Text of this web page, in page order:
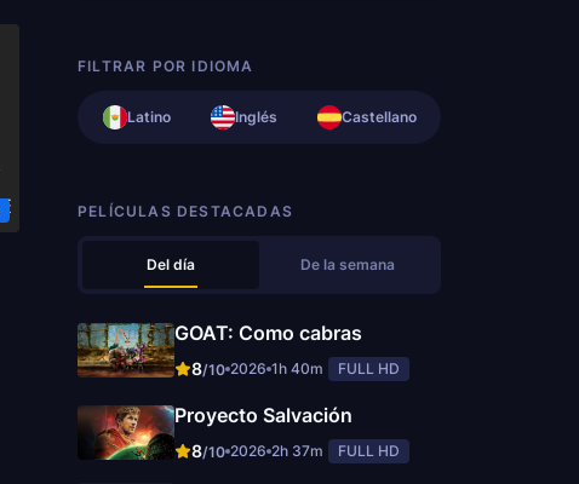
FILTRAR POR IDIOMA
Latino Inglés Castellano
PELÍCULAS DESTACADAS
Del día De la semana
GOAT: Como cabras
8/10 2026 1h 40m FULL HD
Proyecto Salvación
8/10 2026 2h 37m FULL HD